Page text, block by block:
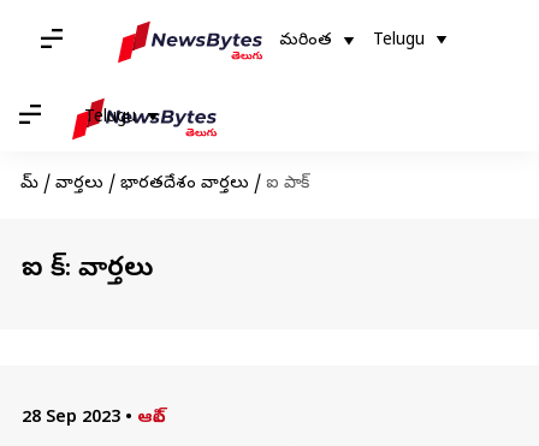
మరింత Telugu
Telugu
హోమ్ / వార్తలు / భారతదేశం వార్తలు / ఐ పాక్
ఐ పాక్: వార్తలు
28 Sep 2023 • ఆపిల్